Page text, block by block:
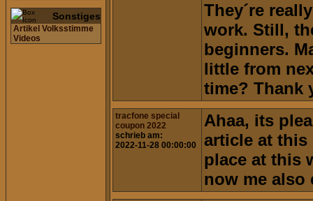
Sonstiges
Artikel Volksstimme
Videos
They´re
work. Still,
beginners.
little from
time? Thank
tracfone special
coupon 2022
schrieb am:
2022-11-28 00:00:00
Ahaa, its
article at this
place at this
now me also